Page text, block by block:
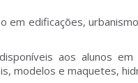
em edificações,
aos alunos
modelos e maquetes,